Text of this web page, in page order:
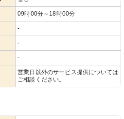
09時00分～18時00分
-
-
-
営業日以外のサービス提供については
ご相談ください。